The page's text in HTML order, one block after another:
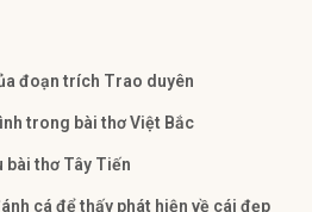
đoạn trích Trao duyên
trong bài thơ Việt Bắc
bài thơ Tây Tiến
cá để thấy phát hiện về cái đẹp